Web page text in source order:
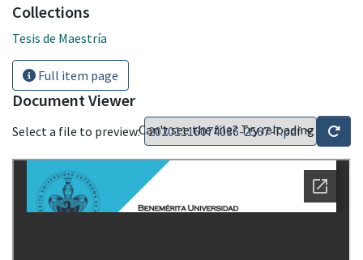
Collections
Tesis de Maestría
Full item page
Document Viewer
Select a file to preview:Can't see the file? Try reloading